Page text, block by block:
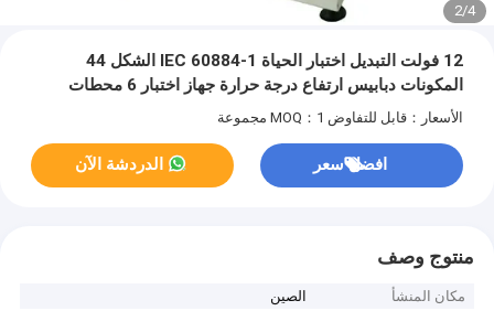
2/4
12 فولت التبديل اختبار الحياة IEC 60884-1 الشكل 44
المكونات دبابيس ارتفاع درجة حرارة جهاز اختبار 6 محطات
الأسعار：قابل للتفاوض MOQ：1 مجموعة
افضل سعر الدردشة الآن
منتوج وصف
مكان المنشأ
الصين